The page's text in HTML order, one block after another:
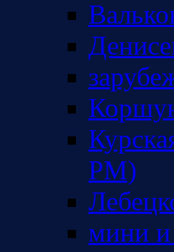
РМ)
мини